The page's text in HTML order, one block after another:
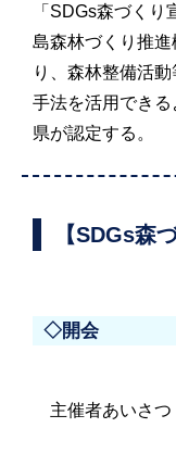
「SDGs森づく
島森林づくり推
り、森林整備活
手法を活用でき
県が認定する。
【SDGs森
◇開会
主催者あいさつ